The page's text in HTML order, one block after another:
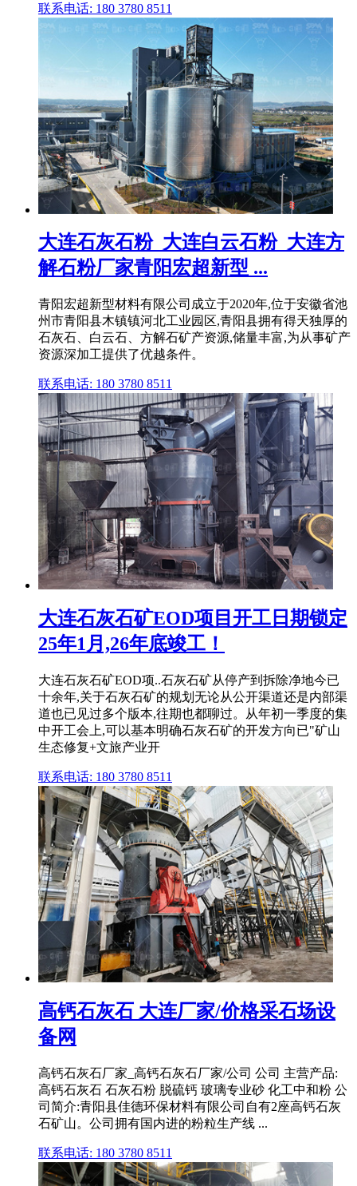
联系电话: 180 3780 8511
大连石灰石粉_大连白云石粉_大连方
解石粉厂家青阳宏超新型 ...
青阳宏超新型材料有限公司成立于2020年,位于安徽省池
州市青阳县木镇镇河北工业园区,青阳县拥有得天独厚的
石灰石、白云石、方解石矿产资源,储量丰富,为从事矿产
资源深加工提供了优越条件。
联系电话: 180 3780 8511
大连石灰石矿EOD项目开工日期锁定
25年1月,26年底竣工！
大连石灰石矿EOD项..石灰石矿从停产到拆除净地今已
十余年,关于石灰石矿的规划无论从公开渠道还是内部渠
道也已见过多个版本,往期也都聊过。从年初一季度的集
中开工会上,可以基本明确石灰石矿的开发方向已"矿山
生态修复+文旅产业开
联系电话: 180 3780 8511
高钙石灰石 大连厂家/价格采石场设
备网
高钙石灰石厂家_高钙石灰石厂家/公司 公司 主营产品:
高钙石灰石 石灰石粉 脱硫钙 玻璃专业砂 化工中和粉 公
司简介:青阳县佳德环保材料有限公司自有2座高钙石灰
石矿山。公司拥有国内进的粉粒生产线 ...
联系电话: 180 3780 8511